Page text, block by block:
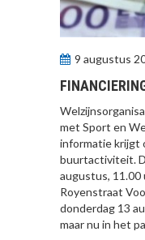
9 augustus
met Sport en
informatie krijgt
buurtactiviteit.
augustus, 11.00
Royenstraat
donderdag 13
maar nu in het